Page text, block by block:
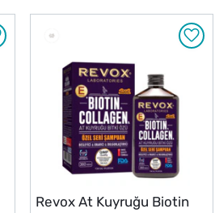
Revox At Kuyruğu Biotin